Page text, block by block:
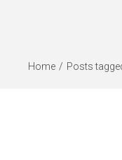
Home Posts